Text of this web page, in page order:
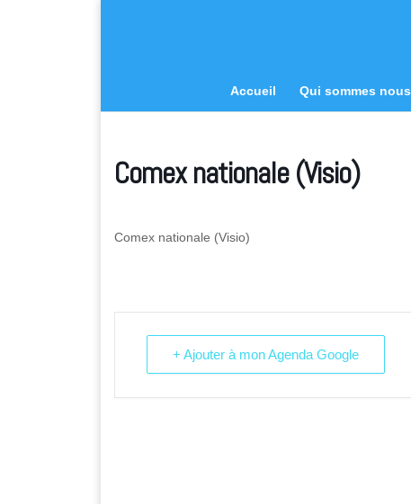
Accueil Qui sommes nous
Comex nationale (Visio)
Comex nationale (Visio)
+ Ajouter à mon Agenda Google